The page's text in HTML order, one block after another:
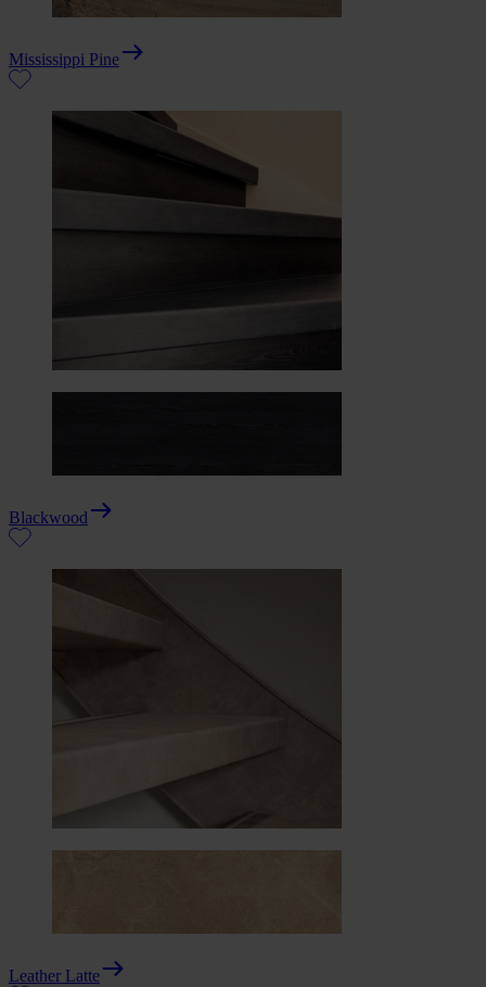
Mississippi Pine
Blackwood
Leather Latte